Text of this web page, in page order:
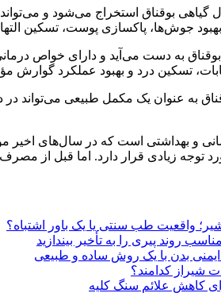
گیاهی بوقناق استخراج می‌شود و
جوش‌ها، پاکسازی پوست، تسکین
به دست می‌آید و دارای خواص
تسکین درد و بهبود عملکرد گوارش
به عنوان یک مکمل طبیعی می‌تواند در
و بهداشتی است که در سال‌های
توجه زیادی قرار دارد. اما قبل
واقعیت طب سنتی یا یک باور اشتباه؟
روند پیری را به تأخیر بیندازید
بدن با یک روش ساده و طبیعی
شیراز کدامند؟
کاهش علائم سنگ کلیه